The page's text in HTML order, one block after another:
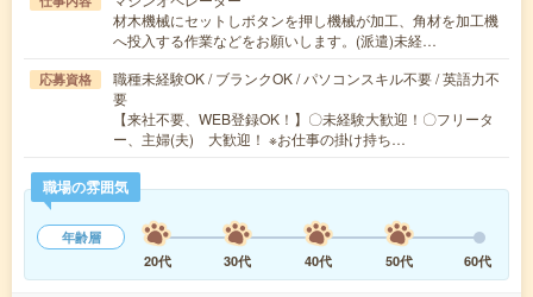
材木機械にセットしボタンを押し機械が加工、角材を加工機
へ投入する作業などをお願いします。(派遣)未経…
応募資格
職種未経験OK / ブランクOK / パソコンスキル不要 / 英語力不
要
【来社不要、WEB登録OK！】〇未経験大歓迎！〇フリータ
ー、主婦(夫) 大歓迎！ ※お仕事の掛け持ち…
職場の雰囲気
年齢層
20代
30代 40代 50代 60代